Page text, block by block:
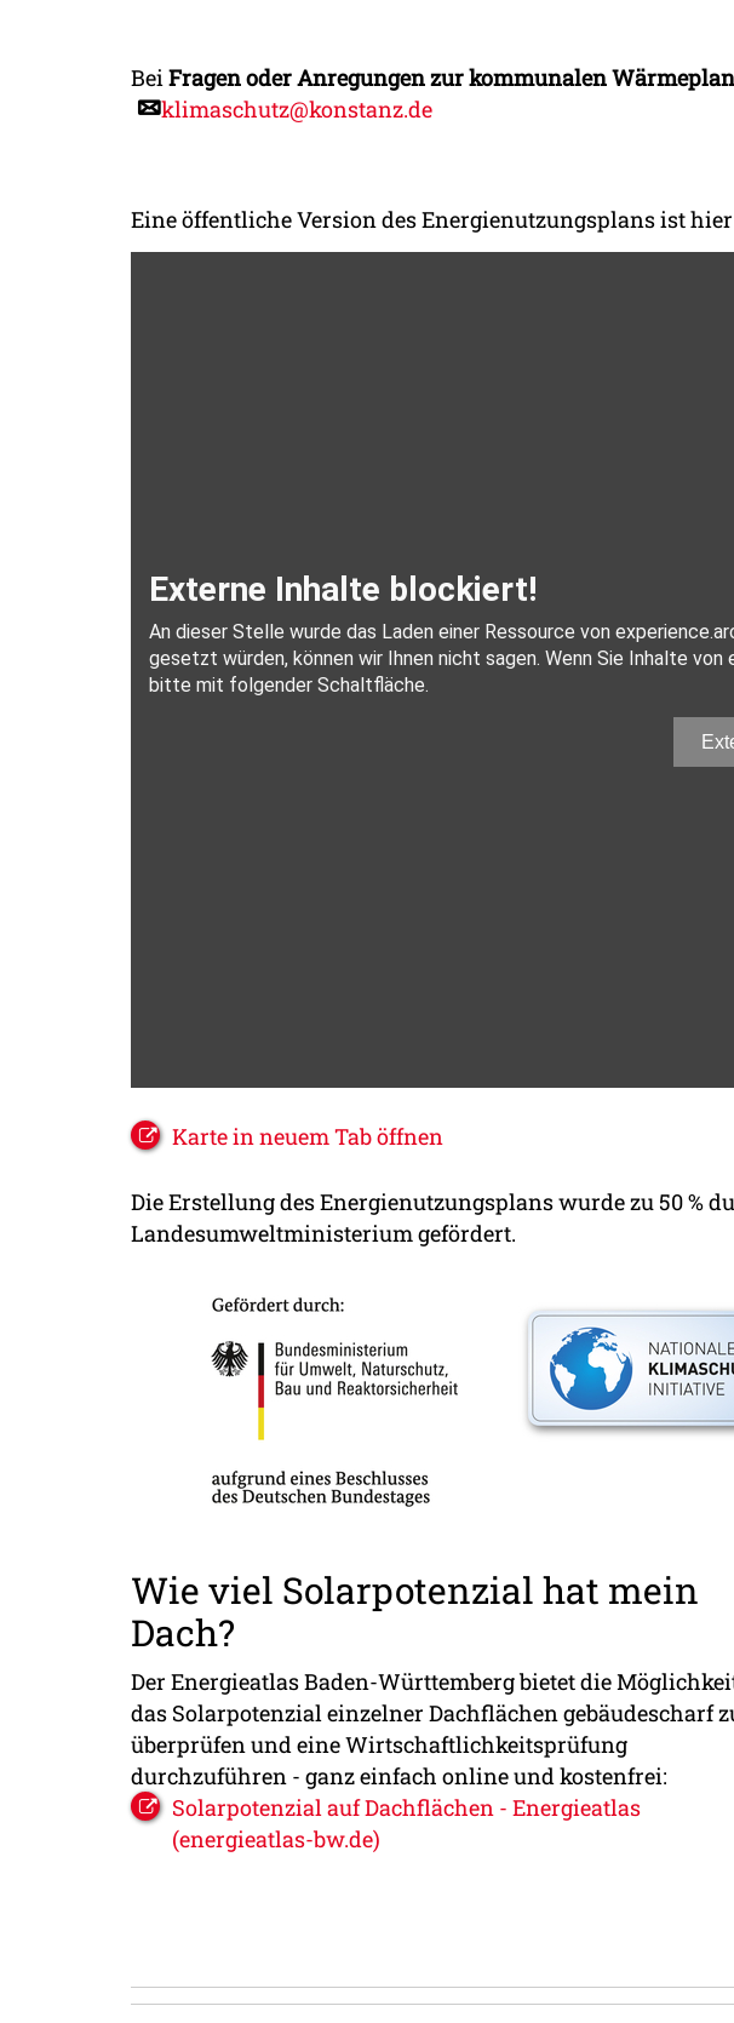
BeiFragen oder Anregungen zur kommunalen
klimaschutz@konstanz.de
Eine öffentliche Version des Energienutzungsplans ist
Karte in neuem Tab öffnen
Die Erstellung des Energienutzungsplans wurde zu 50 %
Landesumweltministerium gefördert.
Wie viel Solarpotenzial hat mein
Dach?
Der Energieatlas Baden-Württemberg bietet die
das Solarpotenzial einzelner Dachflächen gebäudescharf
überprüfen und eine Wirtschaftlichkeitsprüfung
durchzuführen - ganz einfach online und kostenfrei:
Solarpotenzial auf Dachflächen - Energieatlas
(energieatlas-bw.de)